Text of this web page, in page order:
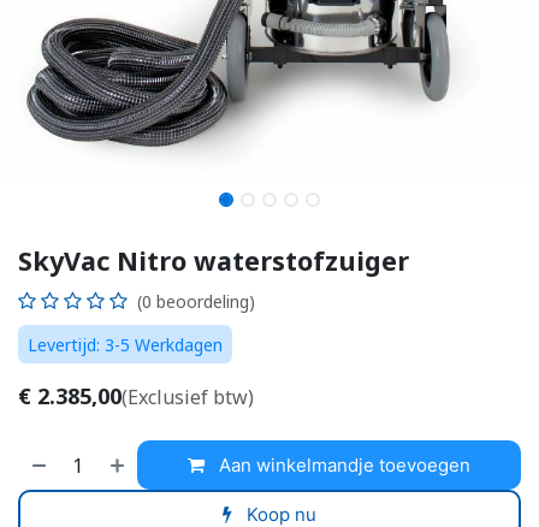
SkyVac Nitro waterstofzuiger
(0 beoordeling)
Levertijd: 3-5 Werkdagen
€ 2.385,00(Exclusief btw)
Aan winkelmandje toevoegen
Koop nu